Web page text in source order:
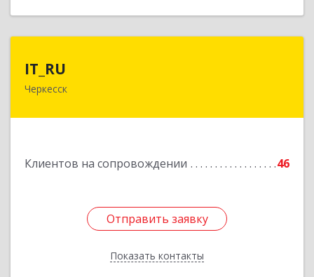
IT_RU
Черкесск
Клиентов на сопровождении 46
Отправить заявку
Показать контакты
Отправить заявку
Назад